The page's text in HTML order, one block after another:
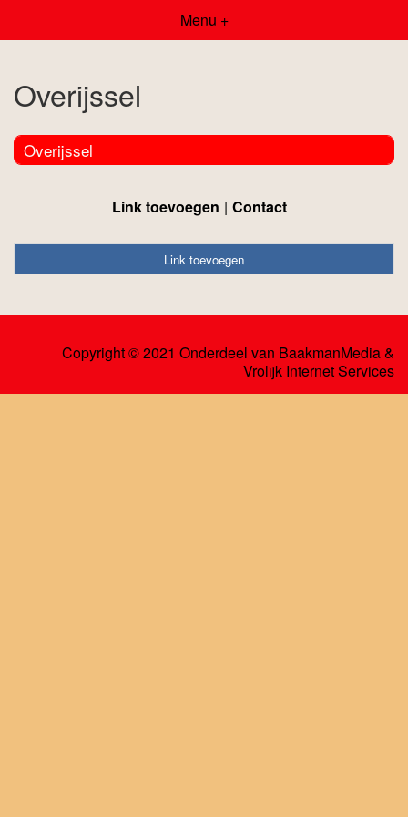
Menu +
Overijssel
Overijssel
Link toevoegen Contact
Link toevoegen
Copyright © 2021 Onderdeel van BaakmanMedia&
Vrolijk Internet Services